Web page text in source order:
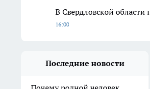
В Свердловской
16:00
Последние новости